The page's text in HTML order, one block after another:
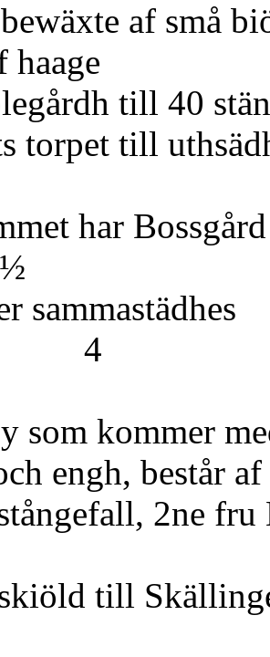
af små
haage
till 40
har
der
4
kommer
engh, består af
2ne fru
till